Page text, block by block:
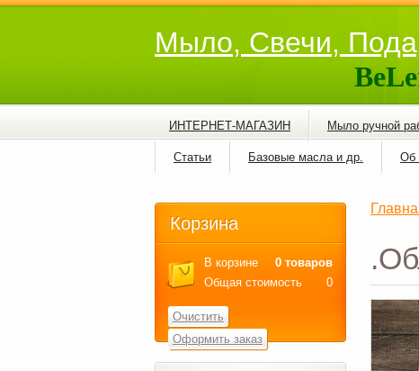
Мыло, Свечи,
ИНТЕРНЕТ-МАГАЗИН Мыло ручной
Статьи Базовые масла и др. Об
Корзина
В корзине
0 товаров
Общая стоимость
0
Очистить
Оформить заказ